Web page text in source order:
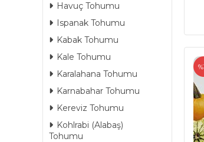
Havuç Tohumu
Ispanak Tohumu
Kabak Tohumu
Kale Tohumu
Karalahana Tohumu
Karnabahar Tohumu
Kereviz Tohumu
Kohlrabi (Alabaş)
Tohumu